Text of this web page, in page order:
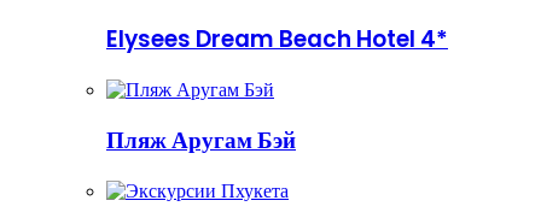
Elysees Dream Beach Hotel 4*
Пляж Аругам Бэй